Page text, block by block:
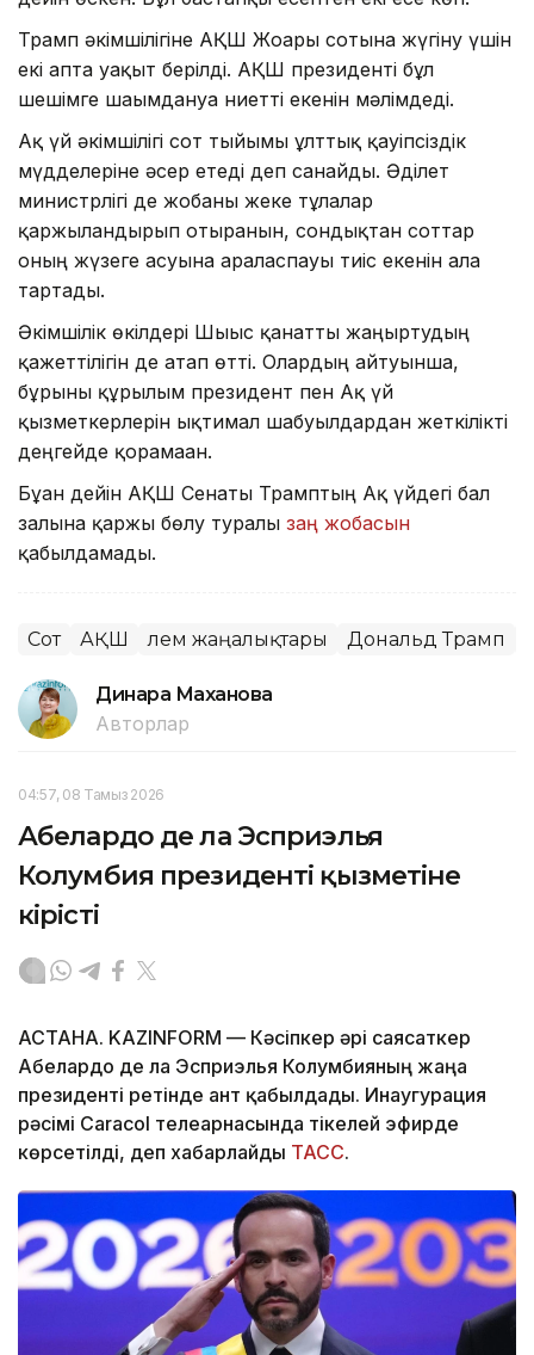
Трамп әкімшілігіне АҚШ Жоғарғы сотына жүгіну үшін
екі апта уақыт берілді. АҚШ президенті бұл
шешімге шағымдануға ниетті екенін мәлімдеді.
Ақ үй әкімшілігі сот тыйымы ұлттық қауіпсіздік
мүдделеріне әсер етеді деп санайды. Әділет
министрлігі де жобаны жеке тұлғалар
қаржыландырып отырғанын, сондықтан соттар
оның жүзеге асуына араласпауы тиіс екенін алға
тартады.
Әкімшілік өкілдері Шығыс қанатты жаңғыртудың
қажеттілігін де атап өтті. Олардың айтуынша,
бұрынғы құрылым президент пен Ақ үй
қызметкерлерін ықтимал шабуылдардан жеткілікті
деңгейде қорғамаған.
Бұған дейін АҚШ Сенаты Трамптың Ақ үйдегі бал
залына қаржы бөлу туралы заң жобасын
қабылдамады.
Сот АҚШ Әлем жаңалықтары Дональд Трамп
Динара Маханова
Авторлар
04:57, 08 Тамыз 2026
Абелардо де ла Эсприэлья
Колумбия президенті қызметіне
кірісті
АСТАНА. KAZINFORM — Кәсіпкер әрі саясаткер
Абелардо де ла Эсприэлья Колумбияның жаңа
президенті ретінде ант қабылдады. Инаугурация
рәсімі Caracol телеарнасында тікелей эфирде
көрсетілді, деп хабарлайды ТАСС.